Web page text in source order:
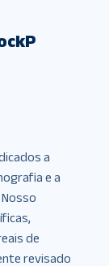
a
e a
de
revisado